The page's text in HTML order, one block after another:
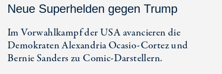
Neue Superhelden gegen Trump
Im Vorwahlkampf der USA avancieren die
Demokraten Alexandria Ocasio-Cortez und
Bernie Sanders zu Comic-Darstellern.